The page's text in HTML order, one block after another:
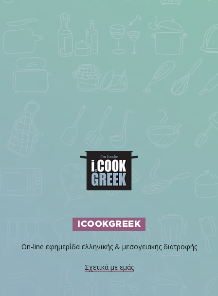
ICOOKGREEK
On-line εφημερίδα ελληνικής & μεσογειακής διατροφής
Σχετικά με εμάς